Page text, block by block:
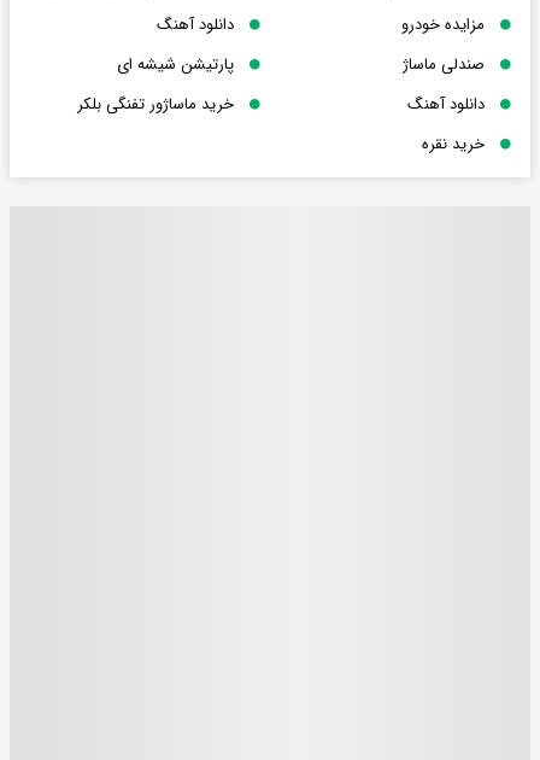
مزایده خودرو
دانلود آهنگ
صندلی ماساژ
پارتیشن شیشه ای
دانلود آهنگ
خرید ماساژور تفنگی بلکر
خرید نقره